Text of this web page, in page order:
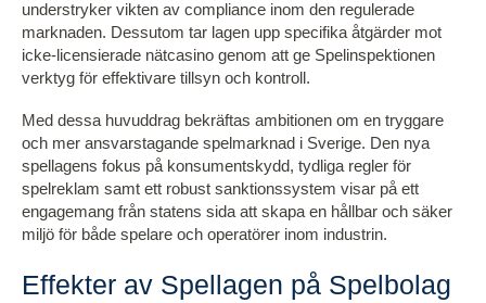
understryker vikten av compliance inom den regulerade
marknaden. Dessutom tar lagen upp specifika åtgärder mot
icke-licensierade nätcasino genom att ge Spelinspektionen
verktyg för effektivare tillsyn och kontroll.
Med dessa huvuddrag bekräftas ambitionen om en tryggare
och mer ansvarstagande spelmarknad i Sverige. Den nya
spellagens fokus på konsumentskydd, tydliga regler för
spelreklam samt ett robust sanktionssystem visar på ett
engagemang från statens sida att skapa en hållbar och säker
miljö för både spelare och operatörer inom industrin.
Effekter av Spellagen på Spelbolag